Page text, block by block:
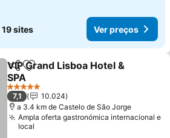
19 sites Ver preços
PartilharAdicionar aos favoritos
VIP Grand Lisboa Hotel &
SPA
5 Estrelas
7,1
10.024
a 3.4 km de Castelo de São Jorge
Ampla oferta gastronómica internacional e
local